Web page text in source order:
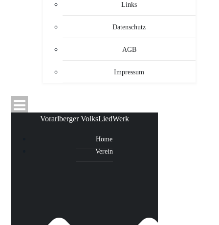
Links
Datenschutz
AGB
Impressum
Vorarlberger VolksLiedWerk
Home
Verein